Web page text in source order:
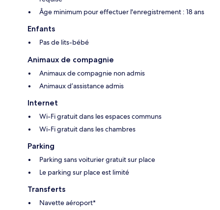
Âge minimum pour effectuer l'enregistrement : 18 ans
Enfants
Pas de lits-bébé
Animaux de compagnie
Animaux de compagnie non admis
Animaux d’assistance admis
Internet
Wi-Fi gratuit dans les espaces communs
Wi-Fi gratuit dans les chambres
Parking
Parking sans voiturier gratuit sur place
Le parking sur place est limité
Transferts
Navette aéroport*